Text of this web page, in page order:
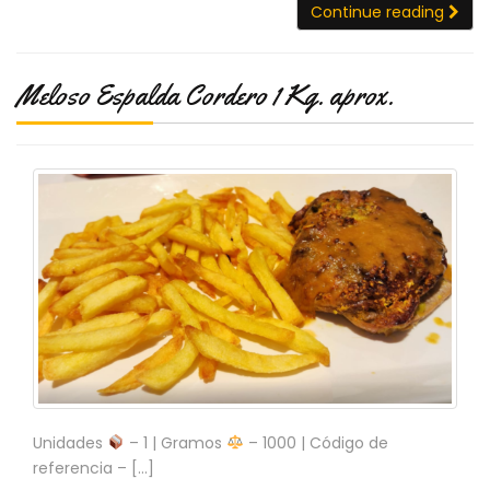
Continue reading
Meloso Espalda Cordero 1 Kg. aprox.
Unidades – 1 | Gramos
– 1000 | Código de
referencia – […]